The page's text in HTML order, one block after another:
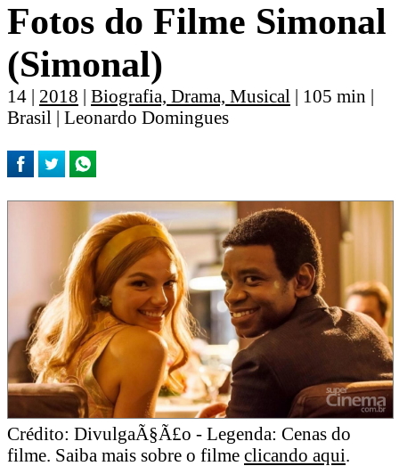
Fotos do Filme Simonal
(Simonal)
14 | 2018 | Biografia, Drama, Musical | 105 min |
Brasil | Leonardo Domingues
Crédito: DivulgaÃ§Ã£o - Legenda: Cenas do
filme. Saiba mais sobre o filme clicando aqui.